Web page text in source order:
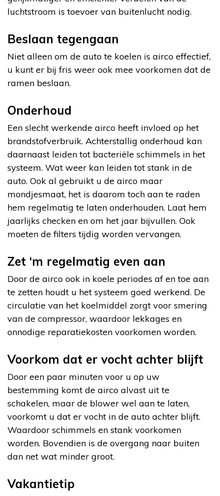
luchtstroom is toevoer van buitenlucht nodig.
Beslaan tegengaan
Niet alleen om de auto te koelen is airco effectief,
u kunt er bij fris weer ook mee voorkomen dat de
ramen beslaan.
Onderhoud
Een slecht werkende airco heeft invloed op het
brandstofverbruik. Achterstallig onderhoud kan
daarnaast leiden tot bacteriële schimmels in het
systeem. Wat weer kan leiden tot stank in de
auto. Ook al gebruikt u de airco maar
mondjesmaat, het is daarom toch aan te raden
hem regelmatig te laten onderhouden. Laat hem
jaarlijks checken en om het jaar bijvullen. Ook
moeten de filters tijdig worden vervangen.
Zet ‘m regelmatig even aan
Door de airco ook in koele periodes af en toe aan
te zetten houdt u het systeem goed werkend. De
circulatie van het koelmiddel zorgt voor smering
van de compressor, waardoor lekkages en
onnodige reparatiekosten voorkomen worden.
Voorkom dat er vocht achter blijft
Door een paar minuten voor u op uw
bestemming komt de airco alvast uit te
schakelen, maar de blower wel aan te laten,
voorkomt u dat er vocht in de auto achter blijft.
Waardoor schimmels en stank voorkomen
worden. Bovendien is de overgang naar buiten
dan net wat minder groot.
Vakantietip